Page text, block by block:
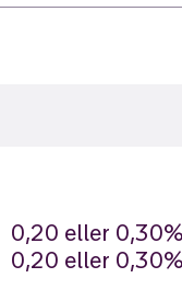
0,20 eller
0,20 eller